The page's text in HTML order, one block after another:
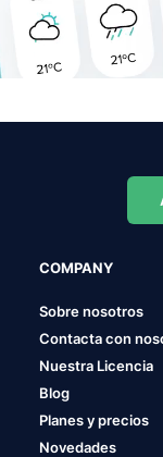
COMPANY
Sobre nosotros
Contacta con
Nuestra Licencia
Blog
Planes y precios
Novedades